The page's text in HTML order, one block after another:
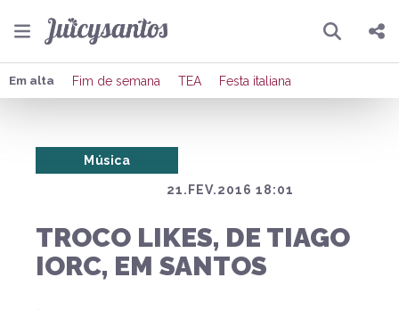
Pesquisar
Compartilhar
Publicar no X
Em alta Fim de semana TEA Festa italiana
21.FEV.2016 18:01
Música
TROCO LIKES, DE TIAGO
IORC, EM SANTOS